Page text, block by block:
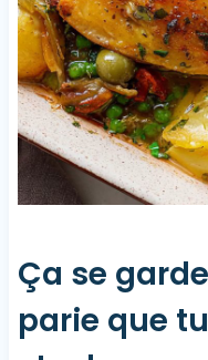
Ça se
parie que